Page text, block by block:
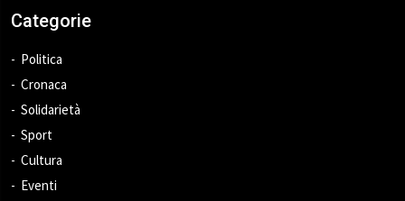
Categorie
Politica
Cronaca
Solidarietà
Sport
Cultura
Eventi